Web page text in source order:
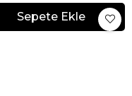
Sepete Ekle